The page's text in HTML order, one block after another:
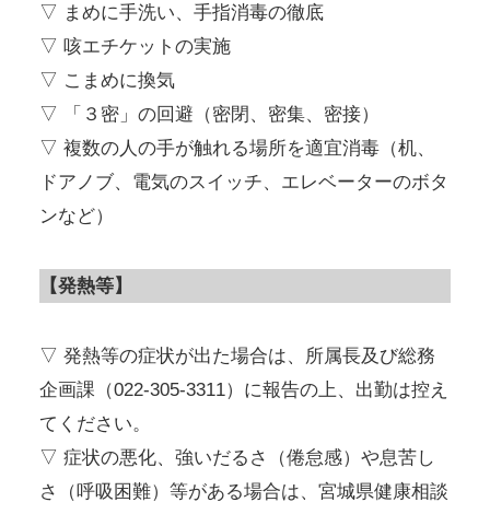
▽ まめに手洗い、手指消毒の徹底
▽ 咳エチケットの実施
▽ こまめに換気
▽ 「３密」の回避（密閉、密集、密接）
▽ 複数の人の手が触れる場所を適宜消毒（机、
ドアノブ、電気のスイッチ、エレベーターのボタ
ンなど）
【発熱等】
▽ 発熱等の症状が出た場合は、所属長及び総務
企画課（022-305-3311）に報告の上、出勤は控え
てください。
▽ 症状の悪化、強いだるさ（倦怠感）や息苦し
さ（呼吸困難）等がある場合は、宮城県健康相談